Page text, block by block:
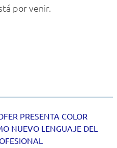
por venir.
PRESENTA COLOR
NUEVO LENGUAJE DEL